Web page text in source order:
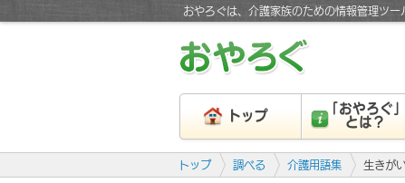
おやろぐは、介護家族のための情報管理ツ
トップ
「おやろぐ」
とは？
トップ 調べる 介護用語集 生きが